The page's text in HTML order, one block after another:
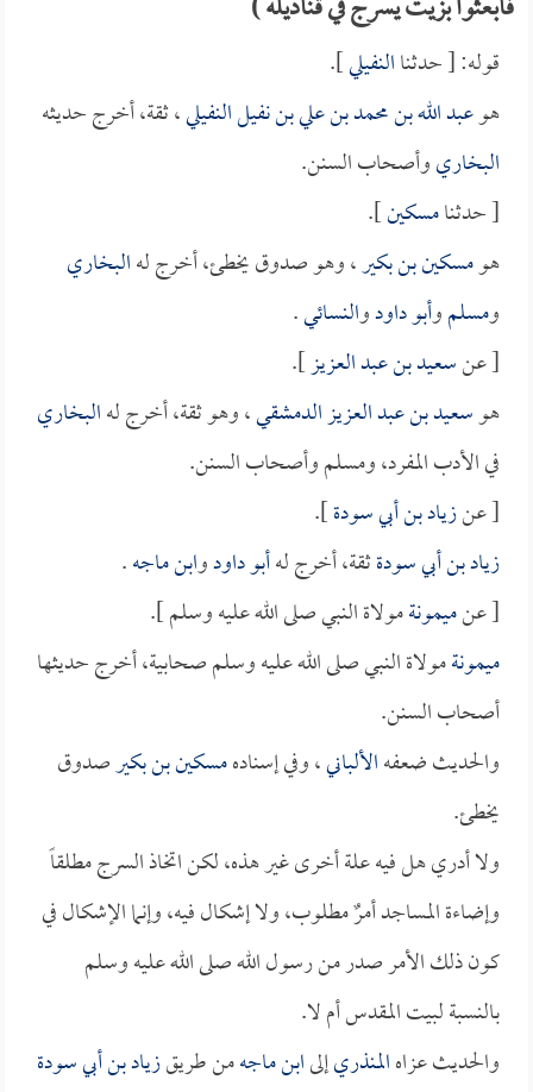
قوله: [ حدثناالنفيلي].
هوعبد الله بن محمد بن علي بن نفيل النفيلي، ثقة، أخرج حديثه
البخاريوأصحاب السنن.
[ حدثنامسكين].
هومسكين بن بكير، وهو صدوق يخطئ، أخرج لهالبخاري
ومسلموأبو داودوالنسائي.
[ عنسعيد بن عبد العزيز].
هوسعيد بن عبد العزيز الدمشقي، وهو ثقة، أخرج لهالبخاري
في الأدب المفرد، ومسلم وأصحاب السنن.
[ عنزياد بن أبي سودة].
زياد بن أبي سودةثقة، أخرج لهأبو داودوابن ماجه.
[ عنميمونةمولاة النبي صلى الله عليه وسلم ].
ميمونةمولاة النبي صلى الله عليه وسلم صحابية، أخرج حديثها
أصحاب السنن.
والحديث ضعفهالألباني، وفي إسنادهمسكين بن بكيرصدوق
يخطئ.
ولا أدري هل فيه علة أخرى غير هذه، لكن اتخاذ السرج مطلقاً
وإضاءة المساجد أمرٌ مطلوب، ولا إشكال فيه، وإنما الإشكال في
كون ذلك الأمر صدر من رسول الله صلى الله عليه وسلم
بالنسبة لبيت المقدس أم لا.
والحديث عزاهالمنذريإلىابن ماجهمن طريقزياد بن أبي سودة